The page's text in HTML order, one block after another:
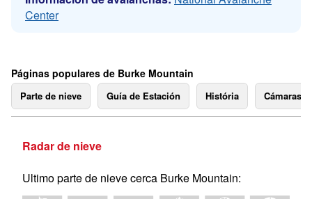
Center
Páginas populares de Burke Mountain
Parte de nieve Guía de Estación História Cámaras
Radar de nieve
Ultimo parte de nieve cerca Burke Mountain: